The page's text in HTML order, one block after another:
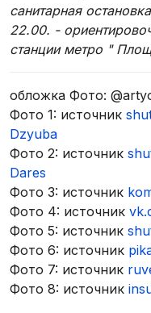
санитарная
22.00. -
станции метро "
обложка Фото:
Фото 1: источник
Dzyuba
Фото 2: источник
Dares
Фото 3: источник
Фото 4: источник
Фото 5: источник
Фото 6: источник
Фото 7: источник
Фото 8: источник